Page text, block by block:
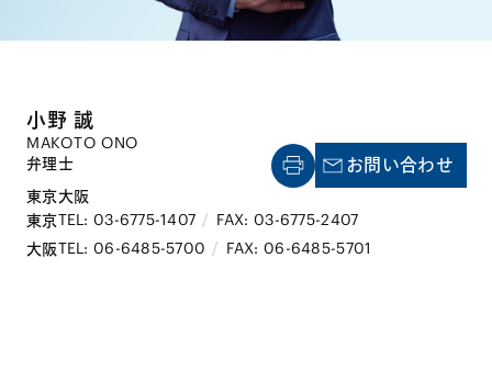
小野 誠
MAKOTO ONO
弁理士
東京大阪
東京TEL: 03-6775-1407 / FAX: 03-6775-2407
大阪TEL: 06-6485-5700 / FAX: 06-6485-5701
お問い合わせ